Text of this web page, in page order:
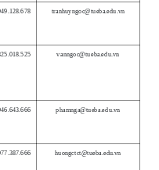
tranhuyngoc@tueba.edu.vn
vanngoc@tueba.edu.vn
phamnga@tueba.edu.vn
huongctct@tueba.edu.vn